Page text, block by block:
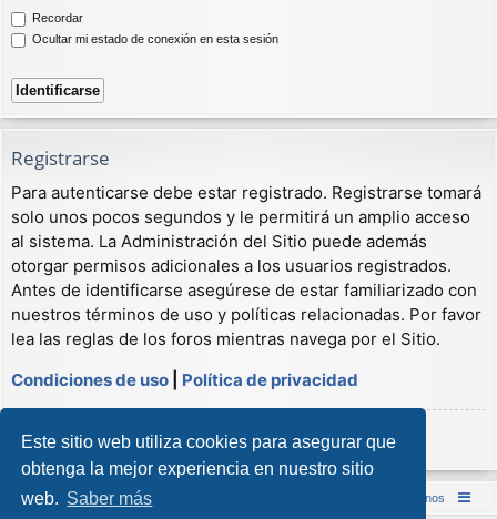
Este sitio web utiliza cookies para asegurar que
obtenga la mejor experiencia en nuestro sitio
web. Saber más
Recordar
Ocultar mi estado de conexión en esta sesión
Registrarse
Para autenticarse debe estar registrado. Registrarse tomará
solo unos pocos segundos y le permitirá un amplio acceso
al sistema. La Administración del Sitio puede además
otorgar permisos adicionales a los usuarios registrados.
Antes de identificarse asegúrese de estar familiarizado con
nuestros términos de uso y políticas relacionadas. Por favor
lea las reglas de los foros mientras navega por el Sitio.
Condiciones de uso
Política de privacidad
Registrarse
Inicio (Web) Foro Punta de Lanza Wargames Contáctenos